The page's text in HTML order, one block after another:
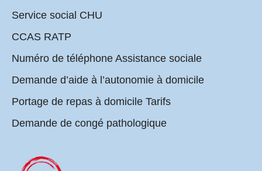
Service social CHU
CCAS RATP
Numéro de téléphone Assistance sociale
Demande d’aide à l’autonomie à domicile
Portage de repas à domicile Tarifs
Demande de congé pathologique